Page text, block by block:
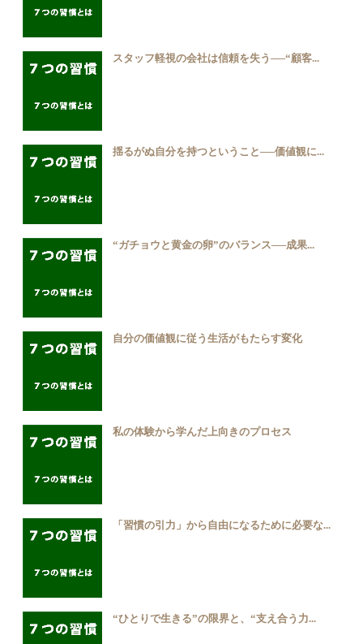
スタッフ軽視の会社は信頼を失う──“顧客...
揺るがぬ自分を持つということ──価値観に...
“ガチョウと黄金の卵”のバランス──成果...
自分の価値観に従う生活がもたらす変化
私の体験から学んだ上向きのプロセス
「習慣の引力」から自由になるために必要な...
“ひとりで生きる”の限界と、“支え合う力...